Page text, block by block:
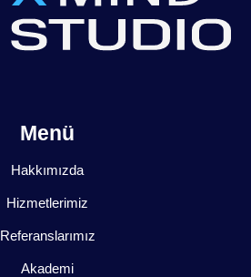
Menü
Hakkımızda
Hizmetlerimiz
Referanslarımız
Akademi